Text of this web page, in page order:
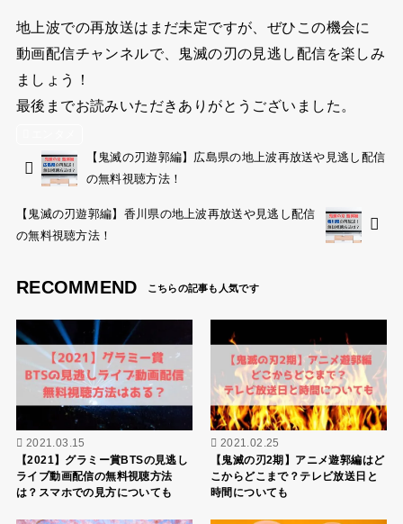
地上波での再放送はまだ未定ですが、ぜひこの機会に
動画配信チャンネルで、鬼滅の刃の見逃し配信を楽しみ
ましょう！
最後までお読みいただきありがとうございました。
【鬼滅の刃遊郭編】広島県の地上波再放送や見逃し配信
の無料視聴方法！
【鬼滅の刃遊郭編】香川県の地上波再放送や見逃し配信
の無料視聴方法！
RECOMMEND
2021.03.15
【2021】グラミー賞BTSの見逃し
ライブ動画配信の無料視聴方法
は？スマホでの見方についても
2021.02.25
【鬼滅の刃2期】アニメ遊郭編はど
こからどこまで？テレビ放送日と
時間についても